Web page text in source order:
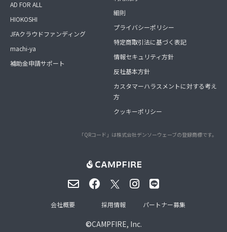
AD FOR ALL
HIOKOSHI
JFAクラウドファンディング
machi-ya
補助金申請サポート
細則
プライバシーポリシー
特定商取引法に基づく表記
情報セキュリティ方針
反社基本方針
カスタマーハラスメントに対する考え
方
クッキーポリシー
「QRコード」は株式会社デンソーウェーブの登録商標です。
©CAMPFIRE, Inc.
会社概要 採用情報 パートナー募集